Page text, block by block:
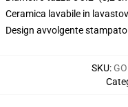
Ceramica lavabile in
Design avvolgente
SKU: